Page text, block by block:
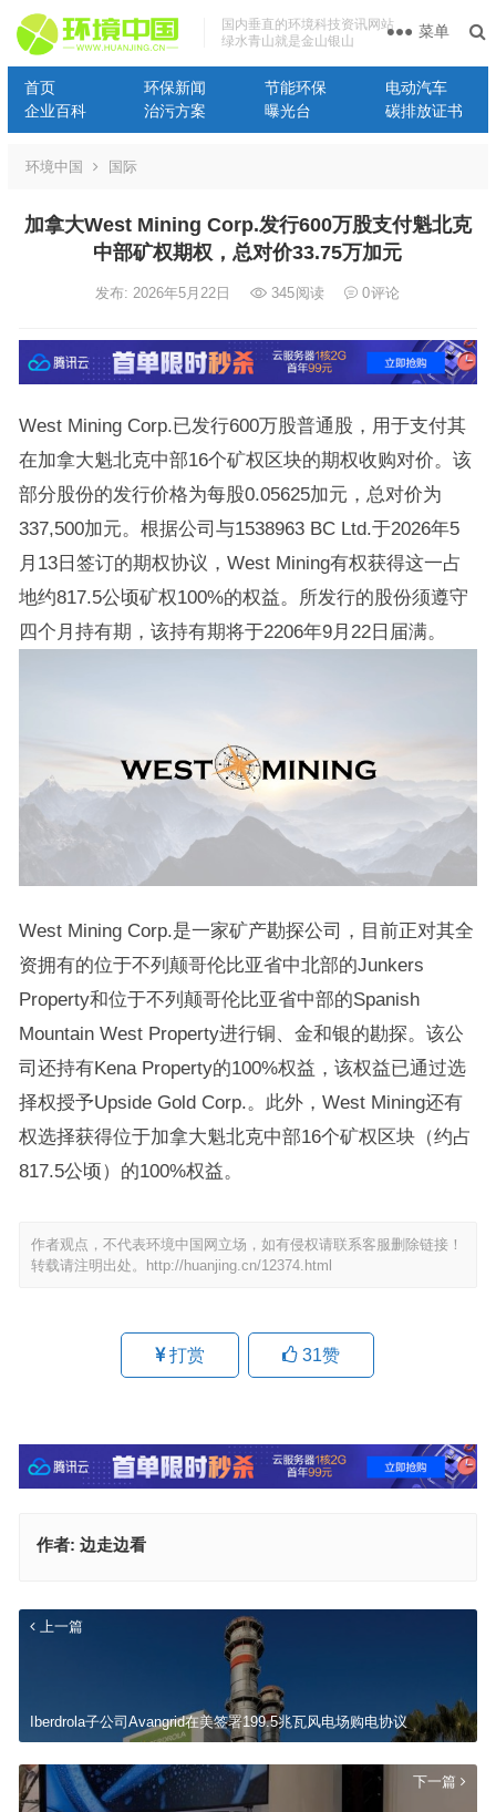
国内垂直的环境科技资讯网站
绿水青山就是金山银山
首页 环保新闻 节能环保
电动汽车
企业百科
治污方案 曝光台 碳排放证书
菜单
环境中国 国际
加拿大West Mining Corp.发行600万股支付魁北克
中部矿权期权，总对价33.75万加元
发布: 2026年5月22日 345阅读 0评论
West Mining Corp.已发行600万股普通股，用于支付其
在加拿大魁北克中部16个矿权区块的期权收购对价。该
部分股份的发行价格为每股0.05625加元，总对价为
337,500加元。根据公司与1538963 BC Ltd.于2026年5
月13日签订的期权协议，West Mining有权获得这一占
地约817.5公顷矿权100%的权益。所发行的股份须遵守
四个月持有期，该持有期将于2206年9月22日届满。
West Mining Corp.是一家矿产勘探公司，目前正对其全
资拥有的位于不列颠哥伦比亚省中北部的Junkers
Property和位于不列颠哥伦比亚省中部的Spanish
Mountain West Property进行铜、金和银的勘探。该公
司还持有Kena Property的100%权益，该权益已通过选
择权授予Upside Gold Corp.。此外，West Mining还有
权选择获得位于加拿大魁北克中部16个矿权区块（约占
817.5公顷）的100%权益。
作者观点，不代表环境中国网立场，如有侵权请联系客服删除链接！
转载请注明出处。
http://huanjing.cn/12374.html
打赏 31赞
作者: 边走边看
上一篇
Iberdrola子公司Avangrid在美签署199.5兆瓦风电场购电协议
下一篇